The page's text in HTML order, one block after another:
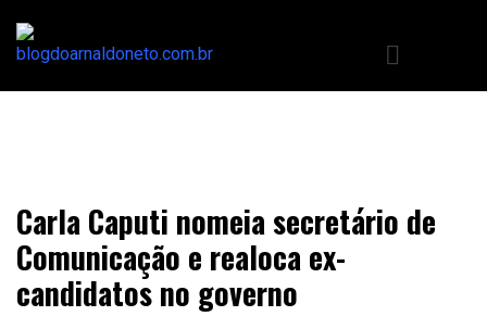
Carla Caputi nomeia secretário de
Comunicação e realoca ex-
candidatos no governo